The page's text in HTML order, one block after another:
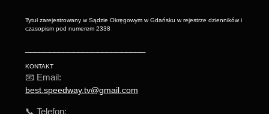
Tytuł zarejestrowany w Sądzie Okręgowym w Gdańsku w rejestrze dzienników i
czasopism pod numerem 2338
KONTAKT
📧 Email:
best.speedway.tv@gmail.com
📞 Telefon: